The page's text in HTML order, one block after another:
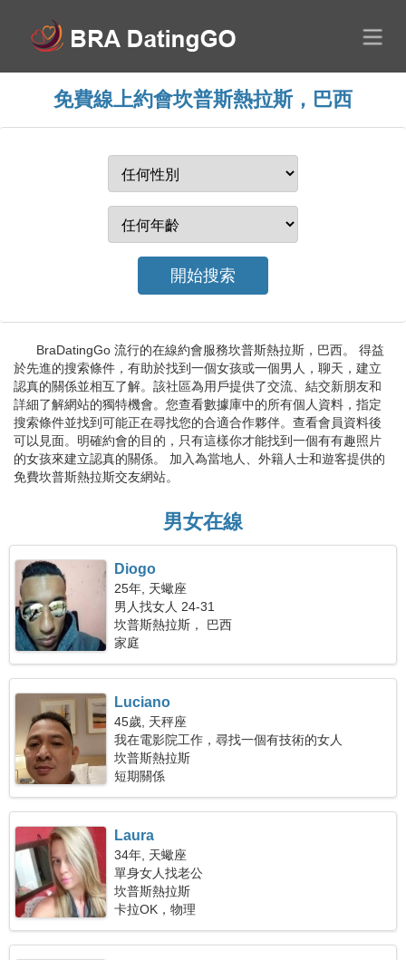
免費線上約會坎普斯熱拉斯，巴西
BraDatingGo 流行的在線約會服務坎普斯熱拉斯，巴西。 得益
於先進的搜索條件，有助於找到一個女孩或一個男人，聊天，建立
認真的關係並相互了解。該社區為用戶提供了交流、結交新朋友和
詳細了解網站的獨特機會。您查看數據庫中的所有個人資料，指定
搜索條件並找到可能正在尋找您的合適合作夥伴。查看會員資料後
可以見面。明確約會的目的，只有這樣你才能找到一個有有趣照片
的女孩來建立認真的關係。 加入為當地人、外籍人士和遊客提供的
免費坎普斯熱拉斯交友網站。
男女在線
Diogo
25年, 天蠍座
男人找女人 24-31
坎普斯熱拉斯， 巴西
家庭
Luciano
45歲, 天秤座
我在電影院工作，尋找一個有技術的女人
坎普斯熱拉斯
短期關係
Laura
34年, 天蠍座
單身女人找老公
坎普斯熱拉斯
卡拉OK，物理